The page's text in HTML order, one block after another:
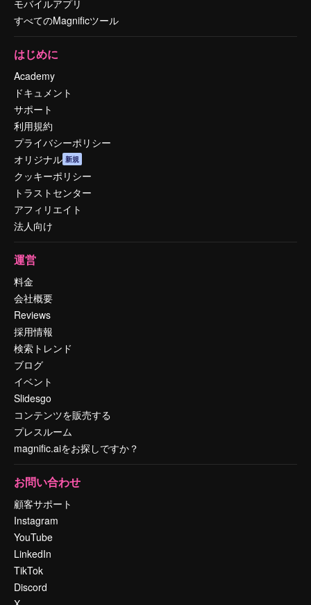
モバイルアプリ
すべてのMagnificツール
はじめに
Academy
ドキュメント
サポート
利用規約
プライバシーポリシー
オリジナル 新規
クッキーポリシー
トラストセンター
アフィリエイト
法人向け
運営
料金
会社概要
Reviews
採用情報
検索トレンド
ブログ
イベント
Slidesgo
コンテンツを販売する
プレスルーム
magnific.aiをお探しですか？
お問い合わせ
顧客サポート
Instagram
YouTube
LinkedIn
TikTok
Discord